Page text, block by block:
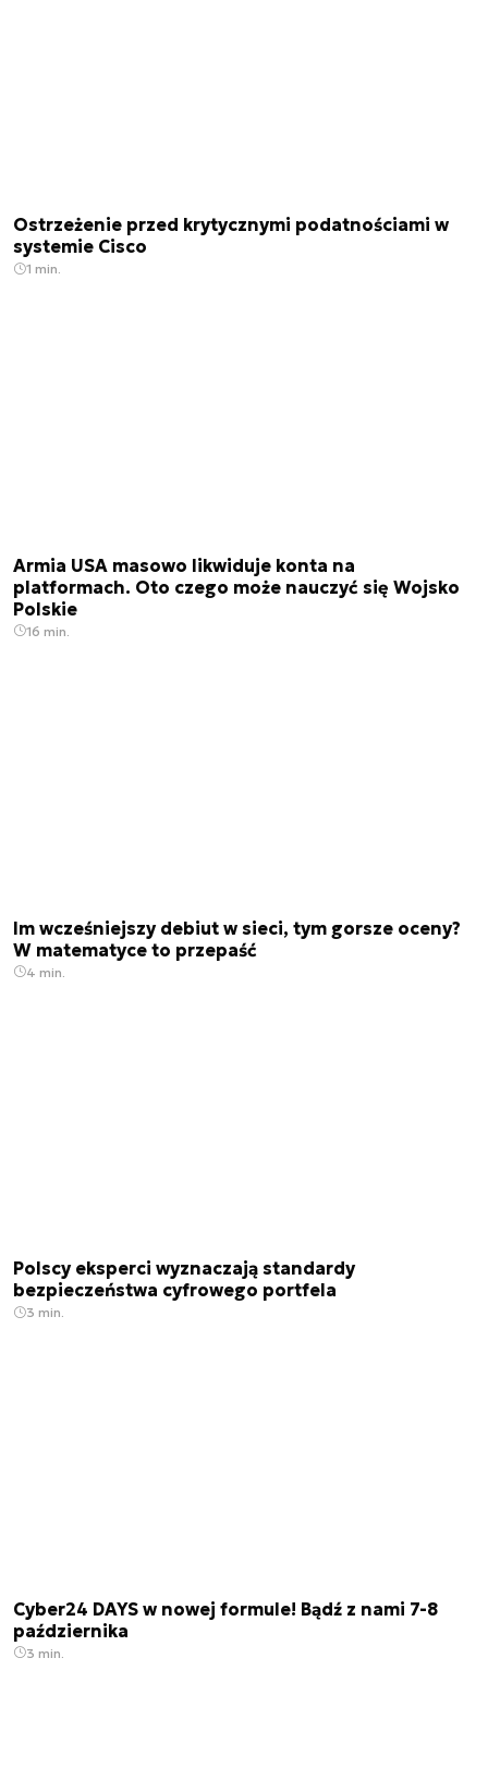
Ostrzeżenie przed krytycznymi podatnościami w
systemie Cisco
1 min.
Armia USA masowo likwiduje konta na
platformach. Oto czego może nauczyć się Wojsko
Polskie
16 min.
Im wcześniejszy debiut w sieci, tym gorsze oceny?
W matematyce to przepaść
4 min.
Polscy eksperci wyznaczają standardy
bezpieczeństwa cyfrowego portfela
3 min.
Cyber24 DAYS w nowej formule! Bądź z nami 7-8
października
3 min.